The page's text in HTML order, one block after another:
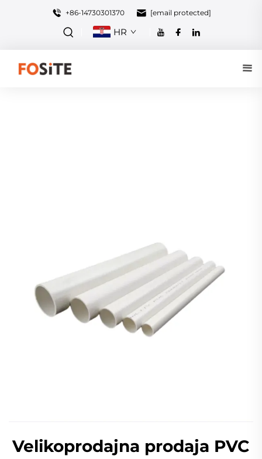
+86-14730301370 [email protected]
HR
Velikoprodajna prodaja PVC